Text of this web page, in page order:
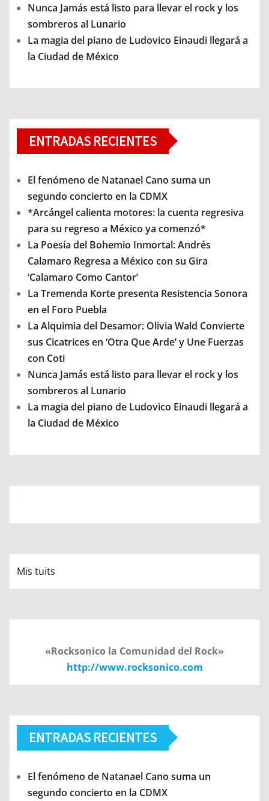
Nunca Jamás está listo para llevar el rock y los
sombreros al Lunario
La magia del piano de Ludovico Einaudi llegará a
la Ciudad de México
ENTRADAS RECIENTES
El fenómeno de Natanael Cano suma un
segundo concierto en la CDMX
*Arcángel calienta motores: la cuenta regresiva
para su regreso a México ya comenzó*
La Poesía del Bohemio Inmortal: Andrés
Calamaro Regresa a México con su Gira
‘Calamaro Como Cantor’
La Tremenda Korte presenta Resistencia Sonora
en el Foro Puebla
La Alquimia del Desamor: Olivia Wald Convierte
sus Cicatrices en ‘Otra Que Arde’ y Une Fuerzas
con Coti
Nunca Jamás está listo para llevar el rock y los
sombreros al Lunario
La magia del piano de Ludovico Einaudi llegará a
la Ciudad de México
Mis tuits
«Rocksonico la Comunidad del Rock»
http://www.rocksonico.com
ENTRADAS RECIENTES
El fenómeno de Natanael Cano suma un
segundo concierto en la CDMX